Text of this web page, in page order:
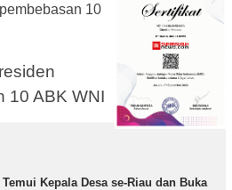
10
10 ABK WNI
Kepala Desa se-Riau dan Buka